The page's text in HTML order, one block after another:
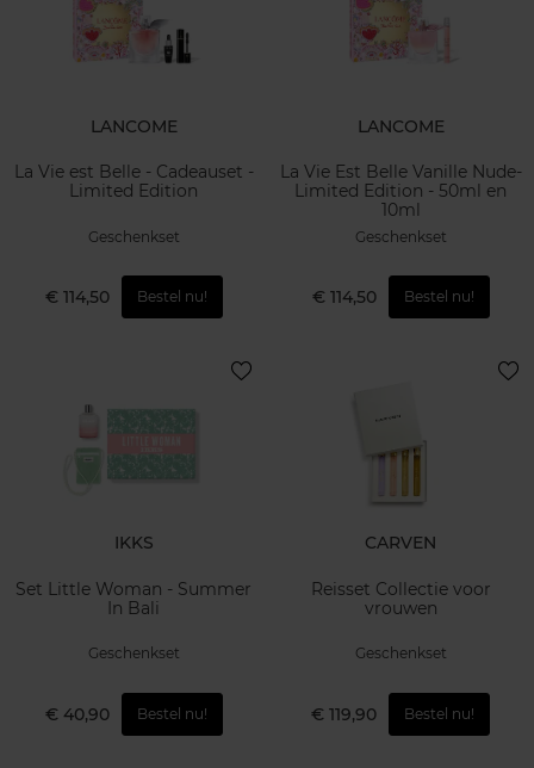
LANCOME
La Vie est Belle - Cadeauset -
Limited Edition
Geschenkset
€ 114,50 Bestel nu!
LANCOME
La Vie Est Belle Vanille Nude-
Limited Edition - 50ml en
10ml
Geschenkset
€ 114,50 Bestel nu!
IKKS
Set Little Woman - Summer
In Bali
Geschenkset
€ 40,90 Bestel nu!
CARVEN
Reisset Collectie voor
vrouwen
Geschenkset
€ 119,90 Bestel nu!